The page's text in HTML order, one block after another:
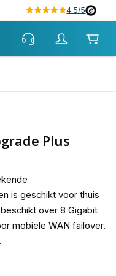
4.5/5
Plus
is geschikt voor thuis
over 8 Gigabit
mobiele WAN failover.